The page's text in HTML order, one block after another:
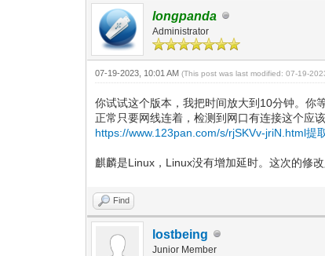
longpanda
Administrator
07-19-2023, 10:01 AM(This post was last modified: 07-19-
你试试这个版本，我把时间放大到10分钟。你
正常只要网线连着，检测到网口有连接这个应
https://www.123pan.com/s/rjSKVv-jriN.html提
麒麟是Linux，Linux没有增加延时。这次的修改
Find
lostbeing
Junior Member